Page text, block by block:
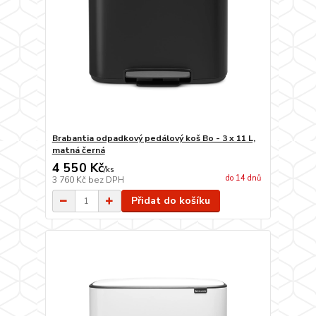
Brabantia odpadkový pedálový koš Bo - 3 x 11 L,
matná černá
4 550 Kč/ks
3 760 Kč bez DPH do 14 dnů
Přidat do košíku